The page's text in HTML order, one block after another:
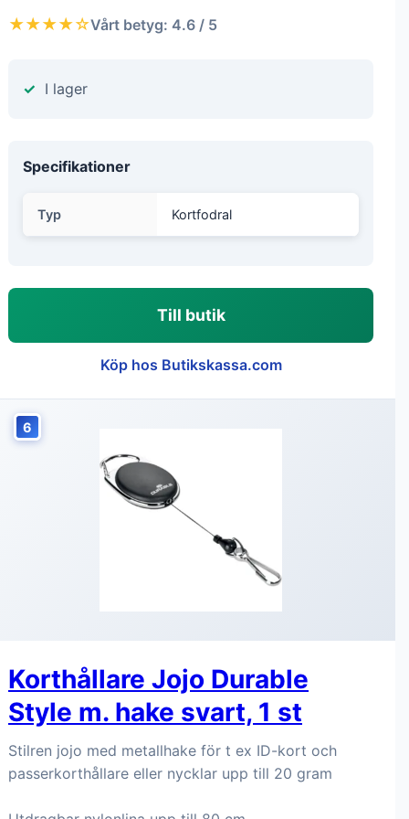
★★★★☆Vårt betyg: 4.6 / 5
I lager
Specifikationer
Typ Kortfodral
Till butik
Köp hos Butikskassa.com
6
Korthållare Jojo Durable
Style m. hake svart, 1 st
Stilren jojo med metallhake för t ex ID-kort och
passerkorthållare eller nycklar upp till 20 gram